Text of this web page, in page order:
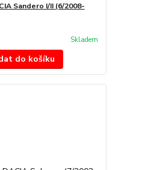
Sandero I/II (6/2008-
Skladem
do košíku